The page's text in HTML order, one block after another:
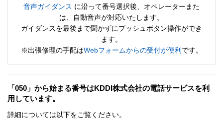
音声ガイダンス に沿って番号選択後、オペレーターまた
は、自動音声が対応いたします。
ガイダンスを最後まで聞かずにプッシュボタン操作ができ
ます。
※出張修理の手配はWebフォームからの受付が便利 です。
「050」から始まる番号はKDDI株式会社の電話サービスを利
用しています。
詳細については以下をご覧ください。